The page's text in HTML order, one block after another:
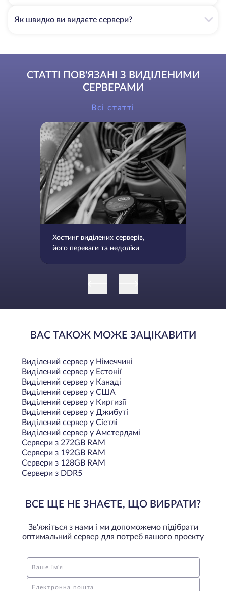
Як швидко ви видаєте сервери?
СТАТТІ ПОВ'ЯЗАНІ З ВИДІЛЕНИМИ
СЕРВЕРАМИ
Всі статті
Хостинг виділених серверів,
його переваги та недоліки
ВАС ТАКОЖ МОЖЕ ЗАЦІКАВИТИ
Виділений сервер у Німеччині
Виділений сервер у Естонії
Виділений сервер у Канаді
Виділений сервер у США
Виділений сервер у Киргизії
Виділений сервер у Джибуті
Виділений сервер у Сіетлі
Виділений сервер у Амстердамі
Сервери з 272GB RAM
Сервери з 192GB RAM
Сервери з 128GB RAM
Сервери з DDR5
ВСЕ ЩЕ НЕ ЗНАЄТЕ, ЩО ВИБРАТИ?
Зв'яжіться з нами і ми допоможемо підібрати
оптимальний сервер для потреб вашого проекту
Ваше ім'я
Електронна пошта